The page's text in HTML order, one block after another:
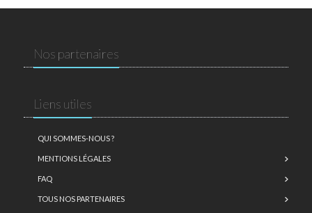
Nos partenaires
Liens utiles
QUI SOMMES-NOUS ?
MENTIONS LÉGALES
FAQ
TOUS NOS PARTENAIRES